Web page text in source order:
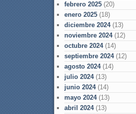
febrero 2025 (20)
enero 2025 (18)
diciembre 2024(13)
noviembre 2024(12)
octubre 2024(14)
septiembre 2024(12)
agosto 2024(14)
julio 2024(13)
junio 2024(14)
mayo 2024(13)
abril 2024(13)